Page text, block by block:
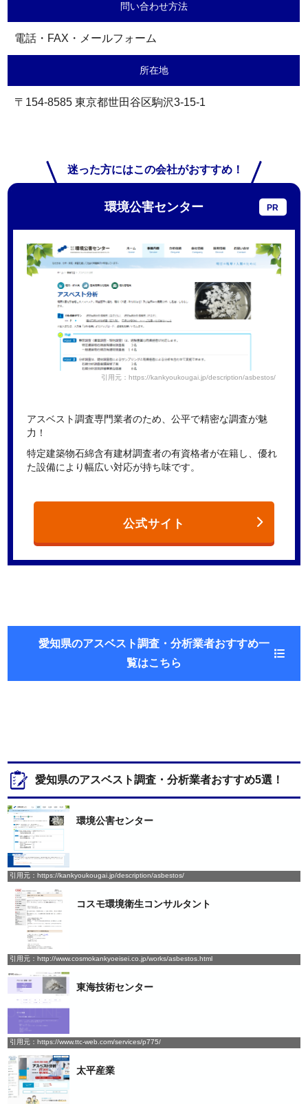
問い合わせ方法
電話・FAX・メールフォーム
所在地
〒154-8585 東京都世田谷区駒沢3-15-1
迷った方にはこの会社がおすすめ！
環境公害センター
引用元：https://kankyoukougai.jp/description/asbestos/
アスベスト調査専門業者のため、公平で精密な調査が魅
力！
特定建築物石綿含有建材調査者の有資格者が在籍し、優れ
た設備により幅広い対応が持ち味です。
公式サイト
愛知県のアスベスト調査・分析業者おすすめ一
覧はこちら
愛知県のアスベスト調査・分析業者おすすめ5選！
環境公害センター
引用元：https://kankyoukougai.jp/description/asbestos/
コスモ環境衛生コンサルタント
引用元：http://www.cosmokankyoeisei.co.jp/works/asbestos.html
東海技術センター
引用元：https://www.ttc-web.com/services/p775/
太平産業